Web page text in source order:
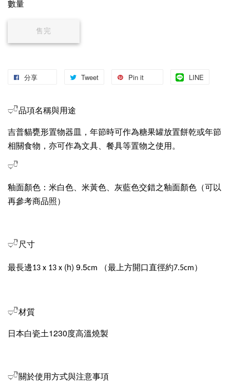
數量
售完
分享 Tweet Pin it LINE
𓂑𓎹品項名稱與用途
吉普貓甕形置物器皿，年節時可作為糖果罐放置餅乾或年節
相關食物，亦可作為文具、餐具等置物之使用。
𓂑𓎹
釉面顏色：米白色、米黃色、灰藍色交錯之釉面顏色（可以
再參考商品照）
𓂑𓎹尺寸
最長邊13 x 13 x (h) 9.5cm （最上方開口直徑約7.5cm）
𓂑𓎹材質
日本白瓷土1230度高溫燒製
𓂑𓎹關於使用方式與注意事項